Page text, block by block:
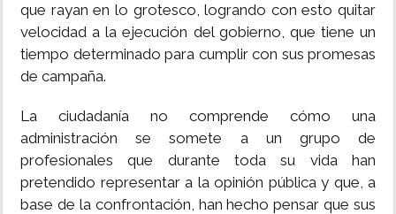
que rayan en lo grotesco, logrando con esto quitar
velocidad a la ejecución del gobierno, que tiene un
tiempo determinado para cumplir con sus promesas
de campaña.
La ciudadanía no comprende cómo una
administración se somete a un grupo de
profesionales que durante toda su vida han
pretendido representar a la opinión pública y que, a
base de la confrontación, han hecho pensar que sus